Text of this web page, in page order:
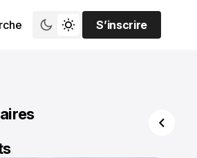
S’inscrire
S’inscrire